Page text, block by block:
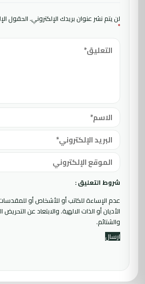
لن يتم نشر عنوان بريدك الإلكتروني.الحقول
*
شروط التعليق :
عدم الإساءة للكاتب أو للأشخاص أو
الأديان أو الذات الالهية. والابتعاد عن
والشتائم.